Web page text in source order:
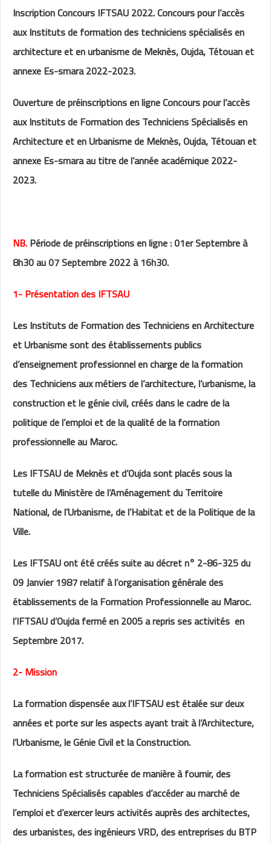
Inscription Concours IFTSAU 2022. Concours pour l’accès
aux Instituts de formation des techniciens spécialisés en
architecture et en urbanisme de Meknès, Oujda, Tétouan et
annexe Es-smara 2022-2023.
Ouverture de préinscriptions en ligne Concours pour l’accès
aux Instituts de Formation des Techniciens Spécialisés en
Architecture et en Urbanisme de Meknès, Oujda, Tétouan et
annexe Es-smara au titre de l’année académique 2022-
2023.
NB.Période de préinscriptions en ligne : 01er Septembre à
8h30 au 07 Septembre 2022 à 16h30.
1- Présentation des IFTSAU
Les Instituts de Formation des Techniciens en Architecture
et Urbanisme sont des établissements publics
d’enseignement professionnel en charge de la formation
des Techniciens aux métiers de l’architecture, l’urbanisme, la
construction et le génie civil, créés dans le cadre de la
politique de l’emploi et de la qualité de la formation
professionnelle au Maroc.
Les IFTSAU de Meknès et d’Oujda sont placés sous la
tutelle du Ministère de l’Aménagement du Territoire
National, de l’Urbanisme, de l’Habitat et de la Politique de la
Ville.
Les IFTSAU ont été créés suite au décret n° 2-86-325 du
09 Janvier 1987 relatif à l’organisation générale des
établissements de la Formation Professionnelle au Maroc.
l’IFTSAU d’Oujda fermé en 2005 a repris ses activités en
Septembre 2017.
2- Mission
La formation dispensée aux l’IFTSAU est étalée sur deux
années et porte sur les aspects ayant trait à l’Architecture,
l’Urbanisme, le Génie Civil et la Construction.
La formation est structurée de manière à fournir, des
Techniciens Spécialisés capables d’accéder au marché de
l’emploi et d’exercer leurs activités auprès des architectes,
des urbanistes, des ingénieurs VRD, des entreprises du BTP